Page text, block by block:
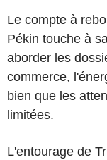
Le compte à
Pékin touche à
aborder les
commerce,
bien que les
limitées.
L'entourage de